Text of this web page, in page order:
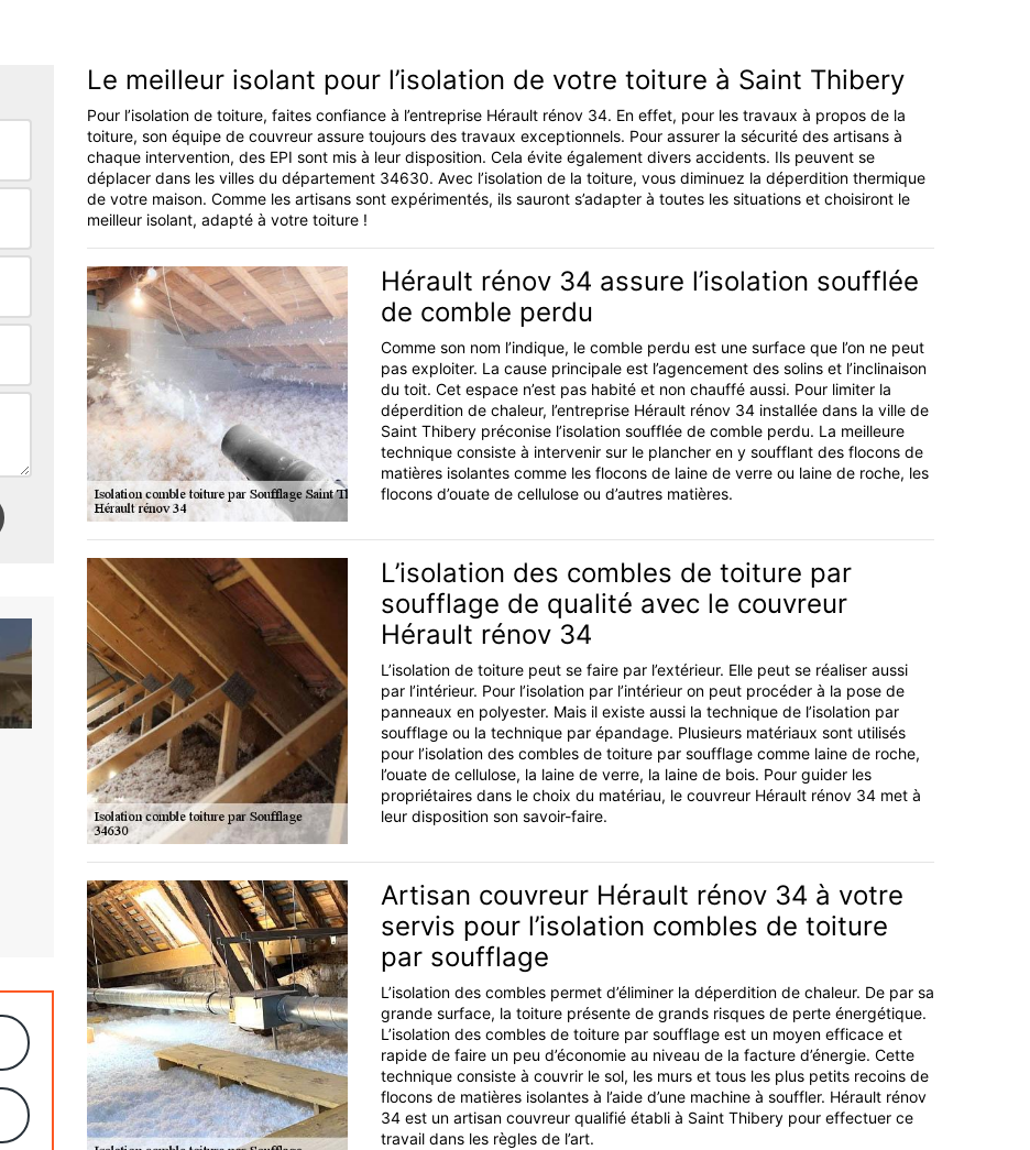
Le meilleur isolant pour l’isolation de votre toiture à Saint Thibery
Pour l’isolation de toiture, faites confiance à l’entreprise Hérault rénov 34. En effet, pour les travaux à propos de la
toiture, son équipe de couvreur assure toujours des travaux exceptionnels. Pour assurer la sécurité des artisans à
chaque intervention, des EPI sont mis à leur disposition. Cela évite également divers accidents. Ils peuvent se
déplacer dans les villes du département 34630. Avec l’isolation de la toiture, vous diminuez la déperdition thermique
de votre maison. Comme les artisans sont expérimentés, ils sauront s’adapter à toutes les situations et choisiront le
meilleur isolant, adapté à votre toiture !
Hérault rénov 34 assure l’isolation soufflée
de comble perdu
Comme son nom l’indique, le comble perdu est une surface que l’on ne peut
pas exploiter. La cause principale est l’agencement des solins et l’inclinaison
du toit. Cet espace n’est pas habité et non chauffé aussi. Pour limiter la
déperdition de chaleur, l’entreprise Hérault rénov 34 installée dans la ville de
Saint Thibery préconise l’isolation soufflée de comble perdu. La meilleure
technique consiste à intervenir sur le plancher en y soufflant des flocons de
matières isolantes comme les flocons de laine de verre ou laine de roche, les
flocons d’ouate de cellulose ou d’autres matières.
L’isolation des combles de toiture par
soufflage de qualité avec le couvreur
Hérault rénov 34
L’isolation de toiture peut se faire par l’extérieur. Elle peut se réaliser aussi
par l’intérieur. Pour l’isolation par l’intérieur on peut procéder à la pose de
panneaux en polyester. Mais il existe aussi la technique de l’isolation par
soufflage ou la technique par épandage. Plusieurs matériaux sont utilisés
pour l’isolation des combles de toiture par soufflage comme laine de roche,
l’ouate de cellulose, la laine de verre, la laine de bois. Pour guider les
propriétaires dans le choix du matériau, le couvreur Hérault rénov 34 met à
leur disposition son savoir-faire.
Artisan couvreur Hérault rénov 34 à votre
servis pour l’isolation combles de toiture
par soufflage
L’isolation des combles permet d’éliminer la déperdition de chaleur. De par sa
grande surface, la toiture présente de grands risques de perte énergétique.
L’isolation des combles de toiture par soufflage est un moyen efficace et
rapide de faire un peu d’économie au niveau de la facture d’énergie. Cette
technique consiste à couvrir le sol, les murs et tous les plus petits recoins de
flocons de matières isolantes à l’aide d’une machine à souffler. Hérault rénov
34 est un artisan couvreur qualifié établi à Saint Thibery pour effectuer ce
travail dans les règles de l’art.